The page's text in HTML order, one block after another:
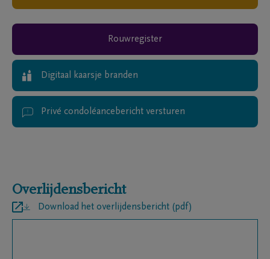
Rouwregister
Digitaal kaarsje branden
Privé condoléancebericht versturen
Overlijdensbericht
Download het overlijdensbericht (pdf)